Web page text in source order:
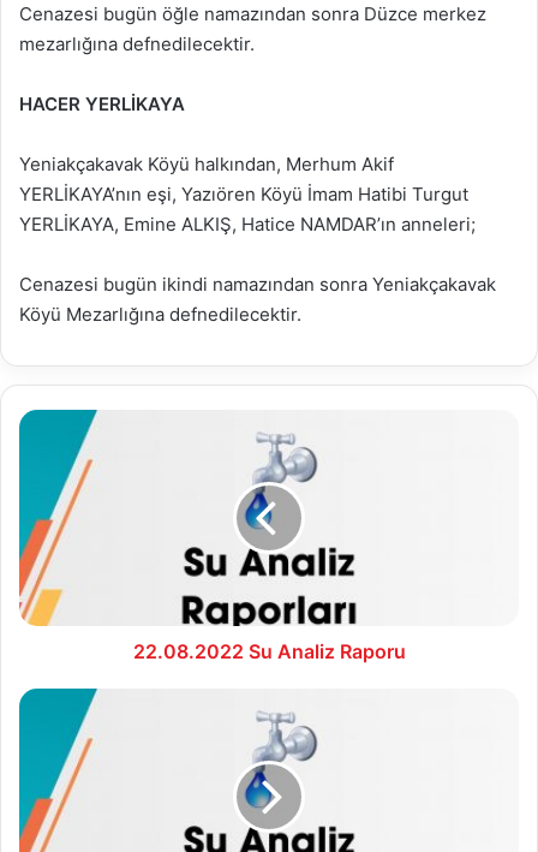
Cenazesi bugün öğle namazından sonra Düzce merkez
mezarlığına defnedilecektir.
HACER YERLİKAYA
Yeniakçakavak Köyü halkından, Merhum Akif
YERLİKAYA’nın eşi, Yazıören Köyü İmam Hatibi Turgut
YERLİKAYA, Emine ALKIŞ, Hatice NAMDAR’ın anneleri;
Cenazesi bugün ikindi namazından sonra Yeniakçakavak
Köyü Mezarlığına defnedilecektir.
22.08.2022
Raporu
22.08.2022 Su Analiz Raporu
23.08.2022
Raporu